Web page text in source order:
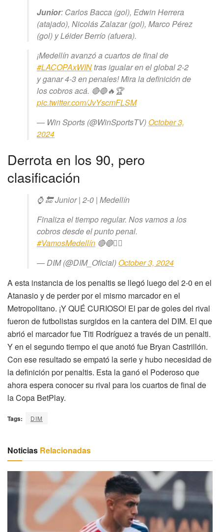
Junior: Carlos Bacca (gol), Edwin Herrera
(atajado), Nicolás Zalazar (gol), Marco Pérez
(gol) y Léider Berrío (afuera).
¡Medellín avanzó a cuartos de final de
#LACOPAxWIN tras igualar en el global 2-2
y ganar 4-3 en penales! Mira la definición de
los cobros acá. 🔴🔵🔥🏆
pic.twitter.com/JvYscmFLSM
— Win Sports (@WinSportsTV) October 3,
2024
Derrota en los 90, pero
clasificación
⌚ 🔚 Junior | 2-0 | Medellín
Finaliza el tiempo regular. Nos vamos a los
cobros desde el punto penal.
#VamosMedellín 🔴🔵✊🏻
— DIM (@DIM_Oficial) October 3, 2024
A esta instancia de los penaltis se llegó luego del 2-0 en el
Atanasio y de perder por el mismo marcador en el
Metropolitano. ¡Y QUÉ CURIOSO! El par de goles del rival
fueron de futbolistas surgidos en la cantera del DIM. El que
abrió el marcador fue Titi Rodríguez a través de un penalti.
Y en el segundo tiempo el que anotó fue Bryan Castrillón.
Con ese resultado se empató la serie y hubo necesidad de
la definición por penaltis. Esta la ganó el Poderoso que
ahora espera conocer su rival para los cuartos de final de
la Copa BetPlay.
Tags: DIM
Noticias Relacionadas